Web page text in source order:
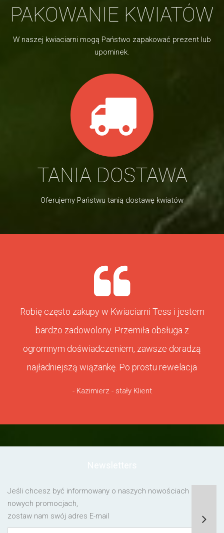
PAKOWANIE KWIATÓW
W naszej kwiaciarni mogą Państwo zapakować prezent lub
upominek.
TANIA DOSTAWA
Oferujemy Państwu tanią dostawę kwiatów
Robię często zakupy w Kwiaciarni Tess i jestem
bardzo zadowolony. Przemiła obsługa z
ogromnym doświadczeniem, zawsze doradzą
najładniejszą wiązankę. Po prostu rewelacja
- Kazimierz - stały Klient
Jeśli chcesz być informowany o naszych nowościach lub o
nowych promocjach,
zostaw nam swój adres E-mail